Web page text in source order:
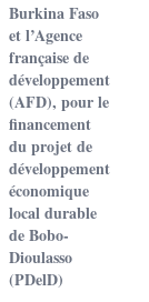
Burkina Faso
et l’Agence
française de
développement
(AFD), pour le
financement
du projet de
développement
économique
local durable
de Bobo-
Dioulasso
(PDelD)